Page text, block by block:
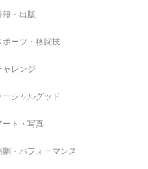
籍・出版
ポーツ・格闘技
ャレンジ
ーシャルグッド
ート・写真
劇・パフォーマンス